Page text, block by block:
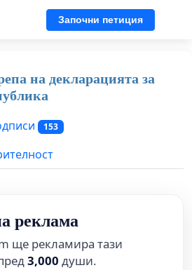
Започни петиция
на декларацията за
153
реклама
ще рекламира тази
3,000 души.